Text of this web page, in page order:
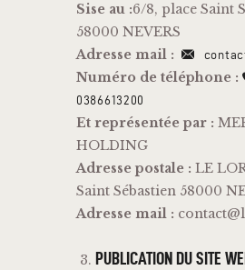
Sise au :6/8, place Saint
58000 NEVERS
Adresse mail :
Numéro de téléphone :
0386613200
Et représentée par :
HOLDING
Adresse postale : LE
Saint Sébastien 58000
Adresse mail :
PUBLICATION DU SITE